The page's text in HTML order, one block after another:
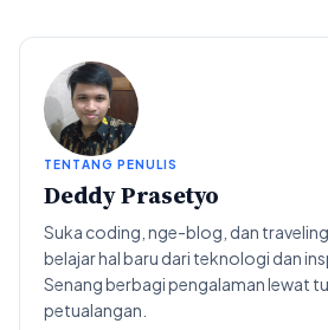
TENTANG PENULIS
Deddy Prasetyo
Suka coding, nge-blog, dan
belajar hal baru dari teknologi dan
Senang berbagi pengalaman lewat
petualangan.